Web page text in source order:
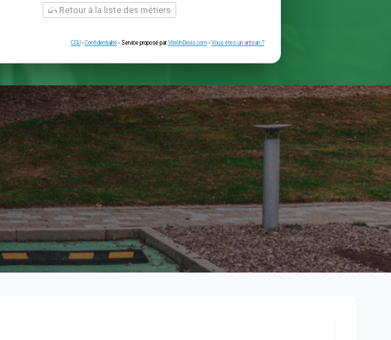
Je ne sais pas
Retour à la liste des métiers
Confidentialité - Service proposé par ViteUnDevis.com-